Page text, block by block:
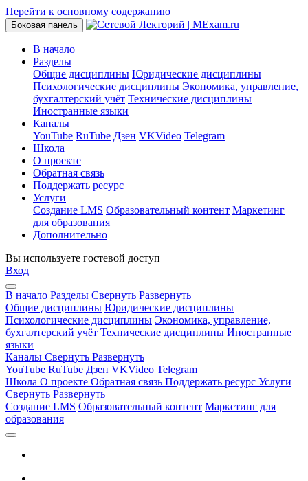
Перейти к основному содержанию
Боковая панель
В начало
Разделы
Общие дисциплины Юридические дисциплины
Психологические дисциплины Экономика, управление,
бухгалтерский учёт Технические дисциплины
Иностранные языки
Каналы
YouTube RuTube Дзен VKVideo Telegram
Школа
О проекте
Обратная связь
Поддержать ресурс
Услуги
Создание LMS Образовательный контент Маркетинг
для образования
Дополнительно
Вы используете гостевой доступ
Вход
В начало Разделы Свернуть Развернуть
Общие дисциплины Юридические дисциплины
Психологические дисциплины Экономика, управление,
бухгалтерский учёт Технические дисциплины Иностранные
языки
Каналы Свернуть Развернуть
YouTube RuTube Дзен VKVideo Telegram
Школа О проекте Обратная связь Поддержать ресурс Услуги
Свернуть Развернуть
Создание LMS Образовательный контент Маркетинг для
образования